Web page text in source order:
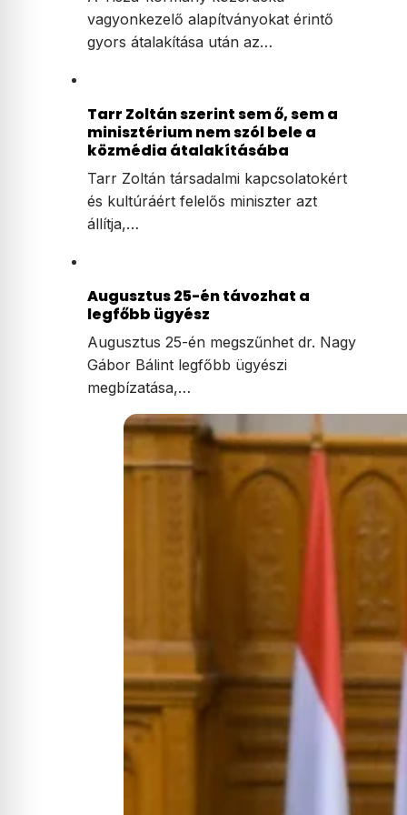
vagyonkezelő alapítványokat érintő
gyors átalakítása után az…
Tarr Zoltán szerint sem ő, sem a
minisztérium nem szól bele a
közmédia átalakításába
Tarr Zoltán társadalmi kapcsolatokért
és kultúráért felelős miniszter azt
állítja,…
Augusztus 25-én távozhat a
legfőbb ügyész
Augusztus 25-én megszűnhet dr. Nagy
Gábor Bálint legfőbb ügyészi
megbízatása,…